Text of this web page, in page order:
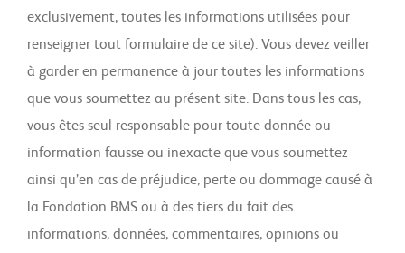
exclusivement, toutes les informations utilisées pour
renseigner tout formulaire de ce site). Vous devez veiller
à garder en permanence à jour toutes les informations
que vous soumettez au présent site. Dans tous les cas,
vous êtes seul responsable pour toute donnée ou
information fausse ou inexacte que vous soumettez
ainsi qu’en cas de préjudice, perte ou dommage causé à
la Fondation BMS ou à des tiers du fait des
informations, données, commentaires, opinions ou